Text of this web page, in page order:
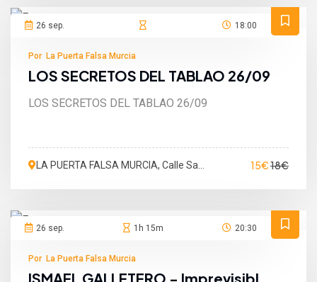
26 sep. 18:00
Por La Puerta Falsa Murcia
LOS SECRETOS DEL TABLAO 26/09
LOS SECRETOS DEL TABLAO 26/09
LA PUERTA FALSA MURCIA, Calle San
15€18€
26 sep. 1h 15m 20:30
Por La Puerta Falsa Murcia
ISMAEL GALLETERO - Imprevisibl...